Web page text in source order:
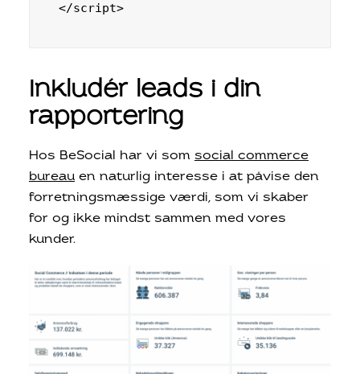
</script>
Inkludér leads i din
rapportering
Hos BeSocial har vi som social commerce
bureau en naturlig interesse i at påvise den
forretningsmæssige værdi, som vi skaber
for og ikke mindst sammen med vores
kunder.